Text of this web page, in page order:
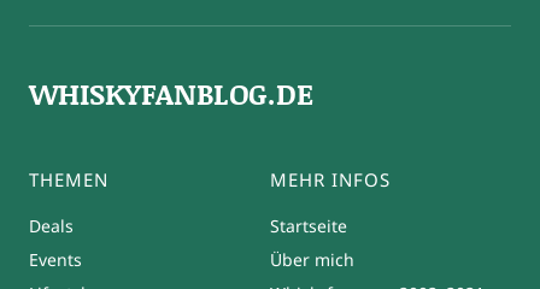
WHISKYFANBLOG.DE
THEMEN
Deals
Events
MEHR INFOS
Startseite
Über mich